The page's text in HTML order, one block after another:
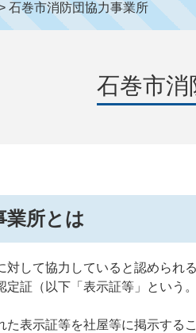
石巻市消防団協力事業所
石巻市消
業所とは
対して協力していると認めら
定証（以下「表示証等」という
た表示証等を社屋等に掲示する